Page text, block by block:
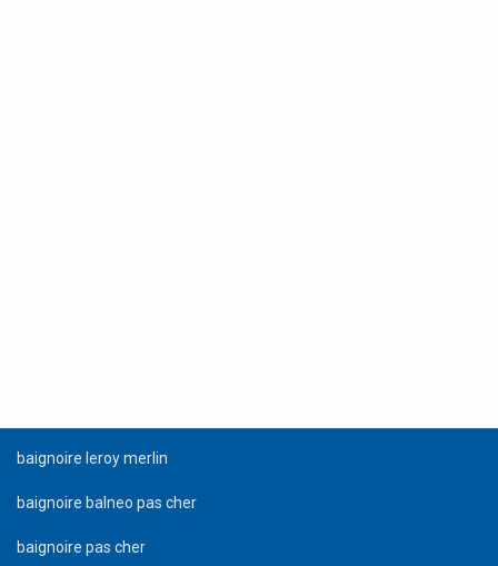
baignoire leroy merlin
baignoire balneo pas cher
baignoire pas cher